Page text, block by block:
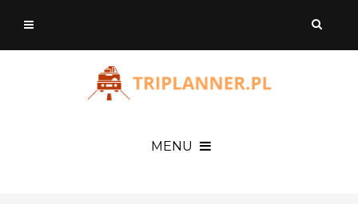
MENU